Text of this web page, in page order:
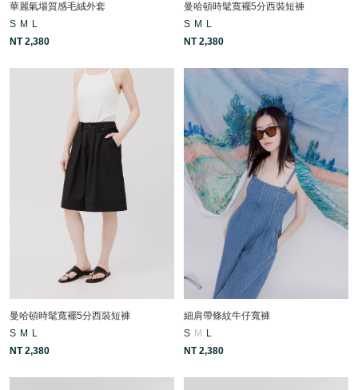
華麗氣場質感毛絨外套
S M
L
NT 2,380
曼哈頓時髦寬襬5分西裝短褲
S M
L
NT 2,380
曼哈頓時髦寬襬5分西裝短褲
S M L
NT 2,380
細肩帶條紋牛仔寬褲
S M L
NT 2,380